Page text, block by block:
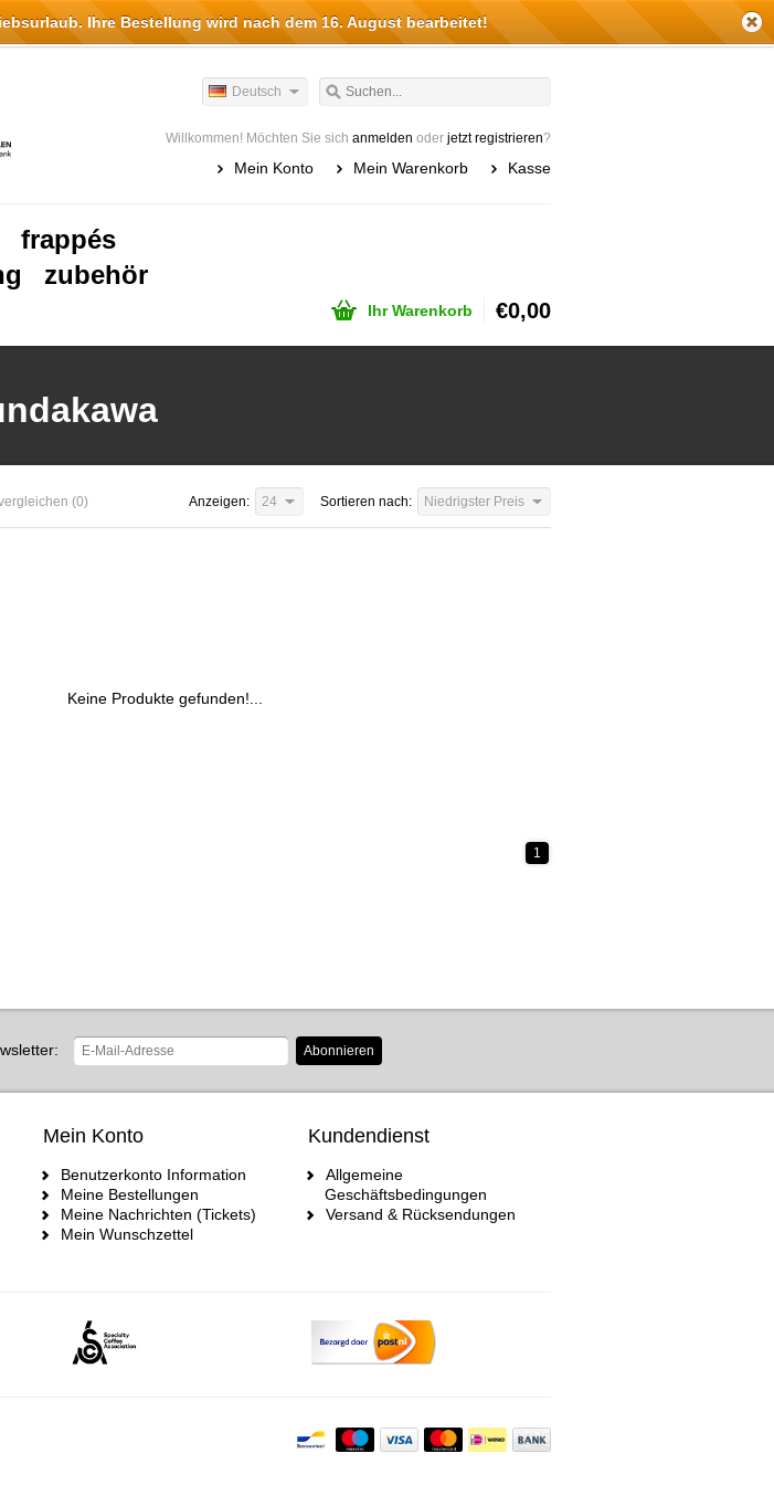
Deutsch
Willkommen! Möchten Sie sich anmelden oder jetzt registrieren?
Mein Konto Mein Warenkorb Kasse
frappés
zubehör
Ihr Warenkorb €0,00
(0) Sortieren nach: Niedrigster Preis
Anzeigen: 24
Keine Produkte gefunden!...
1
Abonnieren
Mein Konto
Benutzerkonto Information
Meine Bestellungen
Meine Nachrichten (Tickets)
Mein Wunschzettel
Kundendienst
Allgemeine
Geschäftsbedingungen
Versand & Rücksendungen
Ihre Bestellung wird nach dem 16. August bearbeitet!